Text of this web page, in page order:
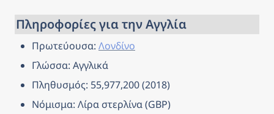
Πληροφορίες για την Αγγλία
Πρωτεύουσα: Λονδίνο
Γλώσσα: Αγγλικά
Πληθυσμός: 55,977,200 (2018)
Νόμισμα: Λίρα στερλίνα (GBP)